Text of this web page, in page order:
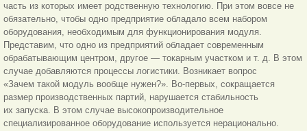
часть из которых имеет родственную технологию. При этом вовсе не
обязательно, чтобы одно предприятие обладало всем набором
оборудования, необходимым для функционирования модуля.
Представим, что одно из предприятий обладает современным
обрабатывающим центром, другое — токарным участком и т. д. В этом
случае добавляются процессы логистики. Возникает вопрос
«Зачем такой модуль вообще нужен?». Во-первых, сокращается
размер производственных партий, нарушается стабильность
их запуска. В этом случае высокопроизводительное
специализированное оборудование используется нерационально.